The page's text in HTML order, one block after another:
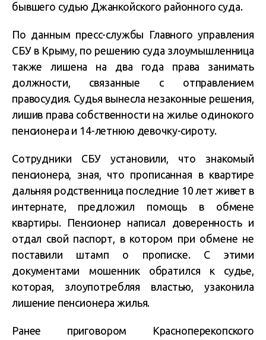
бывшего судью Джанкойского районного суда.
По данным пресс-службы Главного управления
СБУ в Крыму, по решению суда злоумышленница
также лишена на два года права занимать
должности, связанные с отправлением
правосудия. Судья вынесла незаконные решения,
лишив права собственности на жилье одинокого
пенсионера и 14-летнюю девочку-сироту.
Сотрудники СБУ установили, что знакомый
пенсионера, зная, что прописанная в квартире
дальняя родственница последние 10 лет живет в
интернате, предложил помощь в обмене
квартиры. Пенсионер написал доверенность и
отдал свой паспорт, в котором при обмене не
поставили штамп о прописке. С этими
документами мошенник обратился к судье,
которая, злоупотребляя властью, узаконила
лишение пенсионера жилья.
Ранее приговором Красноперекопского